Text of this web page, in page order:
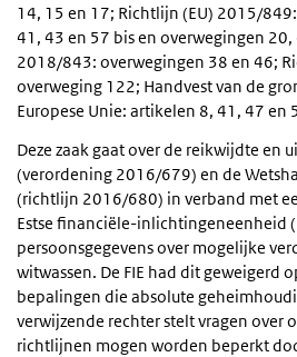
14, 15 en 17; Richtlijn (EU) 2015/
41, 43 en 57 bis en overwegingen
2018/843: overwegingen 38 en 46;
overweging 122; Handvest van de
Europese Unie: artikelen 8, 41, 47 en
Deze zaak gaat over de reikwijdte en
(verordening 2016/679) en de
(richtlijn 2016/680) in verband met
Estse financiële-inlichtingeneenheid
persoonsgegevens over mogelijke
witwassen. De FIE had dit geweigerd
bepalingen die absolute
verwijzende rechter stelt vragen over
richtlijnen mogen worden beperkt